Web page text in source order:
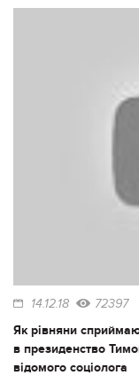
14.12.18 72397
Як рівняни
в президенство
відомого соціолога